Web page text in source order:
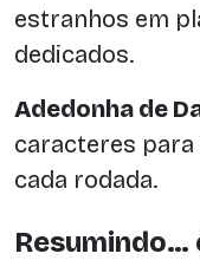
estranhos em
dedicados.
Adedonha de
caracteres para
cada rodada.
Resumindo…